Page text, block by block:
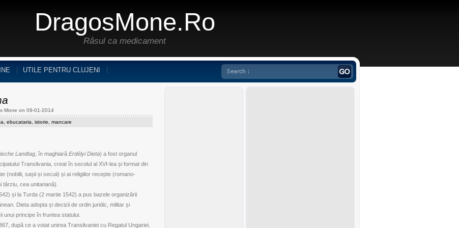
DragosMone.ro
Râsul ca medicament
UTILE PENTRU CLUJENI
Mone on 09-01-2014
ebucataria istorie mancare
Landtag, în maghiară Erdélyi Dieta) a fost organul
Transilvania, creat în secolul al XVI-lea și format din
(nobilii, sașii și secuii) și ai religiilor recepte (romano-
cea unitariană).
și la Turda (2 martie 1542) a pus bazele organizării
Dieta adopta și decizii de ordin juridic, militar și
unui principe în fruntea statului.
după ce a votat unirea Transilvaniei cu Regatul Ungariei.